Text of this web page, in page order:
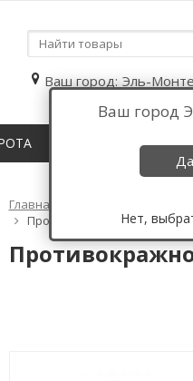
Ваш город: Эль-
Ваш город
Да
Нет,
Главная
Противокражное